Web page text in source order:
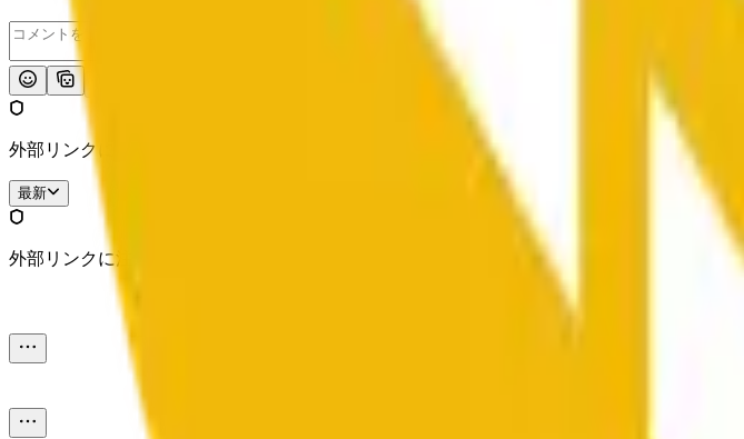
外部リンクに注意してください。
最新
外部リンクに注意してください。